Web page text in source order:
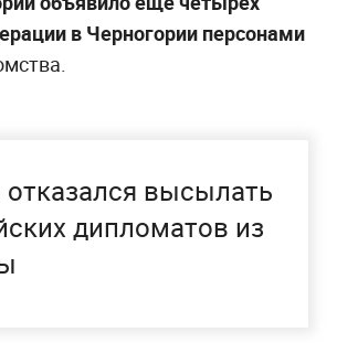
в Черногории персонами
высылать
дипломатов из